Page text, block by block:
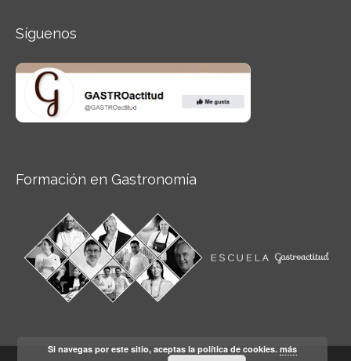
Síguenos
Formación en Gastronomía
Si navegas por este sitio, aceptas la política de cookies.más